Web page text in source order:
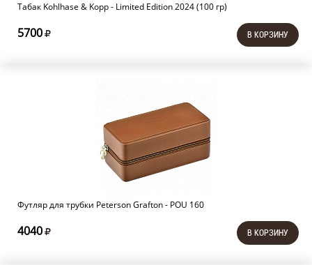
Табак Kohlhase & Kopp - Limited Edition 2024 (100 гр)
5700 В КОРЗИНУ
Футляр для трубки Peterson Grafton - POU 160
4040 В КОРЗИНУ